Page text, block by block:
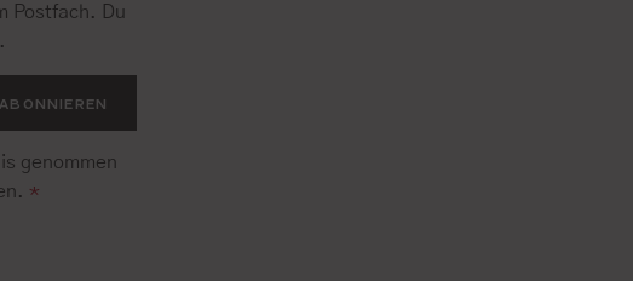
Postfach. Du
ABONNIEREN
genommen
*